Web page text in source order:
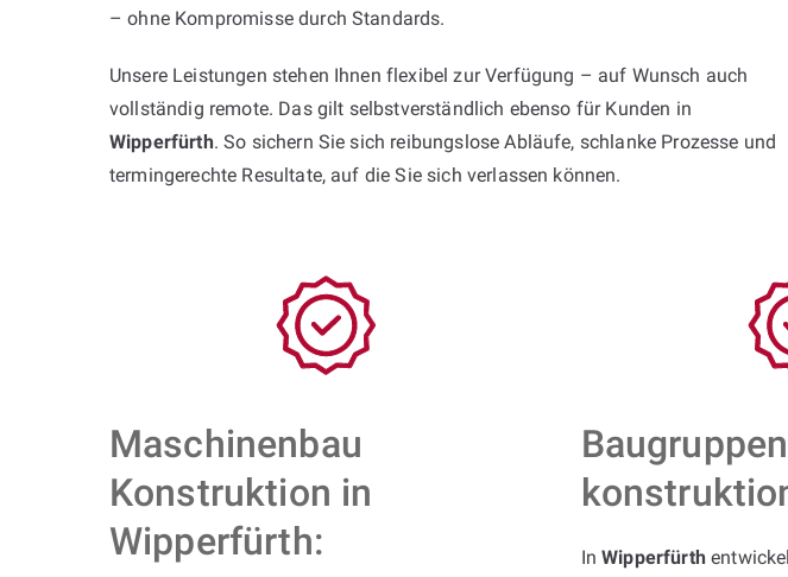
– ohne Kompromisse durch Standards.
Unsere Leistungen stehen Ihnen flexibel zur Verfügung – auf Wunsch auch
vollständig remote. Das gilt selbstverständlich ebenso für Kunden in
Wipperfürth. So sichern Sie sich reibungslose Abläufe, schlanke Prozesse und
termingerechte Resultate, auf die Sie sich verlassen können.
Maschinenbau
Konstruktion in
Wipperfürth:
Baugruppen
InWipperfürth